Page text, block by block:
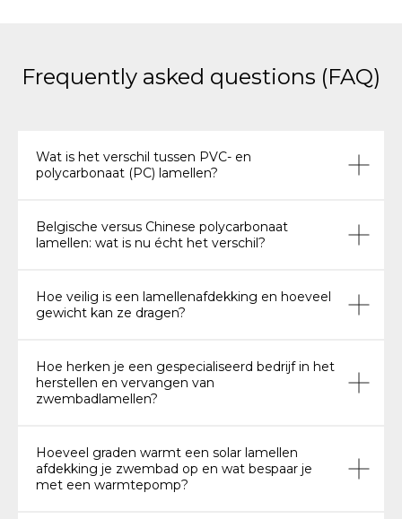
Frequently asked questions (FAQ)
Wat is het verschil tussen PVC- en
polycarbonaat (PC) lamellen?
Belgische versus Chinese polycarbonaat
lamellen: wat is nu écht het verschil?
Hoe veilig is een lamellenafdekking en hoeveel
gewicht kan ze dragen?
Hoe herken je een gespecialiseerd bedrijf in het
herstellen en vervangen van
zwembadlamellen?
Hoeveel graden warmt een solar lamellen
afdekking je zwembad op en wat bespaar je
met een warmtepomp?